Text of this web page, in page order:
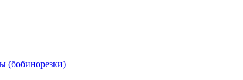
(бобинорезки)